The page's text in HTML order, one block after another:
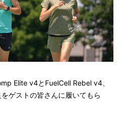
Elite v4とFuelCell Rebel v4、
ゲストの皆さんに履いてもら